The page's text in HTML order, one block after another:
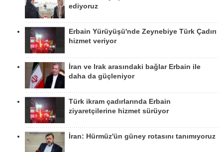
ediyoruz
Erbain Yürüyüşü'nde Zeynebiye Türk Çadırı
hizmet veriyor
İran ve Irak arasındaki bağlar Erbain ile
daha da güçleniyor
Türk ikram çadırlarında Erbain
ziyaretçilerine hizmet sürüyor
İran: Hürmüz'ün güney rotasını tanımıyoruz